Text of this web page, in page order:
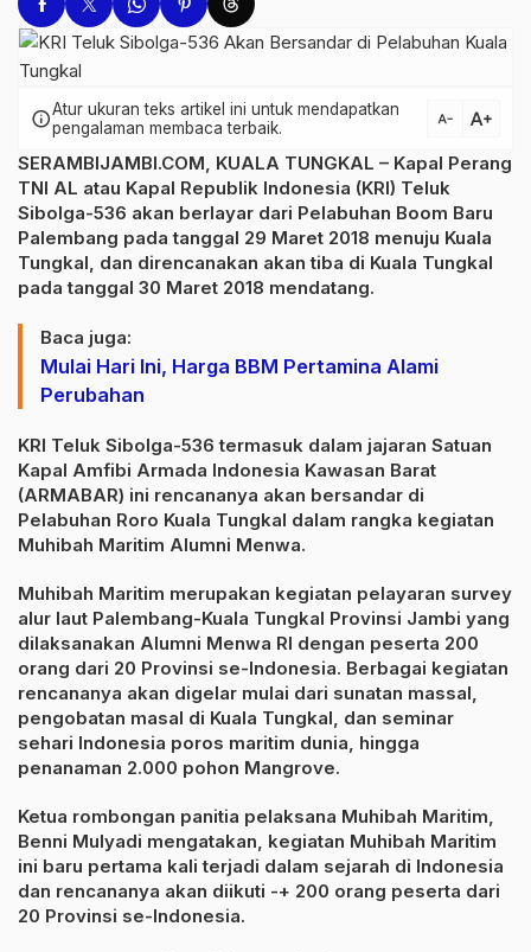
infoAtur ukuran teks artikel ini untuk mendapatkan
pengalaman membaca terbaik.
text_decrease text_increase
SERAMBIJAMBI.COM, KUALA TUNGKAL – Kapal Perang
TNI AL atau Kapal Republik Indonesia (KRI) Teluk
Sibolga-536 akan berlayar dari Pelabuhan Boom Baru
Palembang pada tanggal 29 Maret 2018 menuju Kuala
Tungkal, dan direncanakan akan tiba di Kuala Tungkal
pada tanggal 30 Maret 2018 mendatang.
Baca juga:
Mulai Hari Ini, Harga BBM Pertamina Alami
Perubahan
KRI Teluk Sibolga-536 termasuk dalam jajaran Satuan
Kapal Amfibi Armada Indonesia Kawasan Barat
(ARMABAR) ini rencananya akan bersandar di
Pelabuhan Roro Kuala Tungkal dalam rangka kegiatan
Muhibah Maritim Alumni Menwa.
Muhibah Maritim merupakan kegiatan pelayaran survey
alur laut Palembang-Kuala Tungkal Provinsi Jambi yang
dilaksanakan Alumni Menwa RI dengan peserta 200
orang dari 20 Provinsi se-Indonesia. Berbagai kegiatan
rencananya akan digelar mulai dari sunatan massal,
pengobatan masal di Kuala Tungkal, dan seminar
sehari Indonesia poros maritim dunia, hingga
penanaman 2.000 pohon Mangrove.
Ketua rombongan panitia pelaksana Muhibah Maritim,
Benni Mulyadi mengatakan, kegiatan Muhibah Maritim
ini baru pertama kali terjadi dalam sejarah di Indonesia
dan rencananya akan diikuti -+ 200 orang peserta dari
20 Provinsi se-Indonesia.